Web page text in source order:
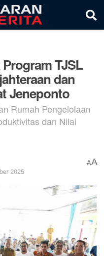
TJSL
dan
Jeneponto
Rumah Pengelolaan
dan Nilai
2025
AA